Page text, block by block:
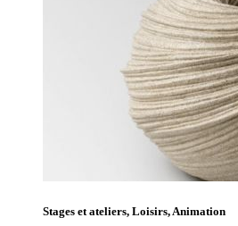
Stages et ateliers, Loisirs, Animation